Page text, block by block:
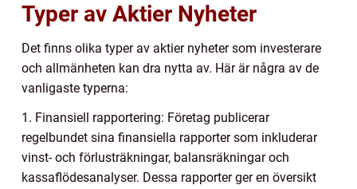
Typer av Aktier Nyheter
Det finns olika typer av aktier nyheter som investerare
och allmänheten kan dra nytta av. Här är några av de
vanligaste typerna:
1. Finansiell rapportering: Företag publicerar
regelbundet sina finansiella rapporter som inkluderar
vinst- och förlusträkningar, balansräkningar och
kassaflödesanalyser. Dessa rapporter ger en översikt